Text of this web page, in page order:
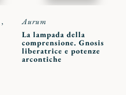
,
Aurum
La lampada della
comprensione. Gnosis
liberatrice e potenze
arcontiche